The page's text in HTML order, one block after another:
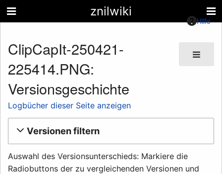
znilwiki
Hilfe
ClipCapIt-250421-
225414.PNG:
Versionsgeschichte
Logbücher dieser Seite anzeigen
Versionen filtern
Auswahl des Versionsunterschieds: Markiere die
Radiobuttons der zu vergleichenden Versionen und